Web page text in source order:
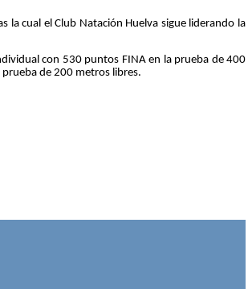
cual el Club Natación Huelva sigue liderando la
con 530 puntos FINA en la prueba de 400
de 200 metros libres.